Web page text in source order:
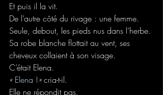
Et puis il la vit.
De l’autre côté du rivage : une femme.
Seule, debout, les pieds nus dans l’herbe.
Sa robe blanche flottait au vent, ses
cheveux collaient à son visage.
C’était Elena.
« Elena !» cria-t-il.
Elle ne répondit pas.